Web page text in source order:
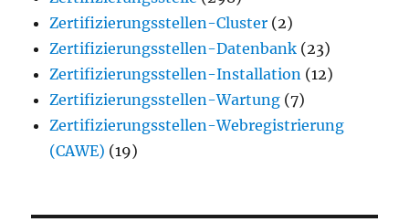
Zertifizierungsstellen-Cluster (2)
Zertifizierungsstellen-Datenbank (23)
Zertifizierungsstellen-Installation (12)
Zertifizierungsstellen-Wartung (7)
Zertifizierungsstellen-Webregistrierung
(CAWE) (19)